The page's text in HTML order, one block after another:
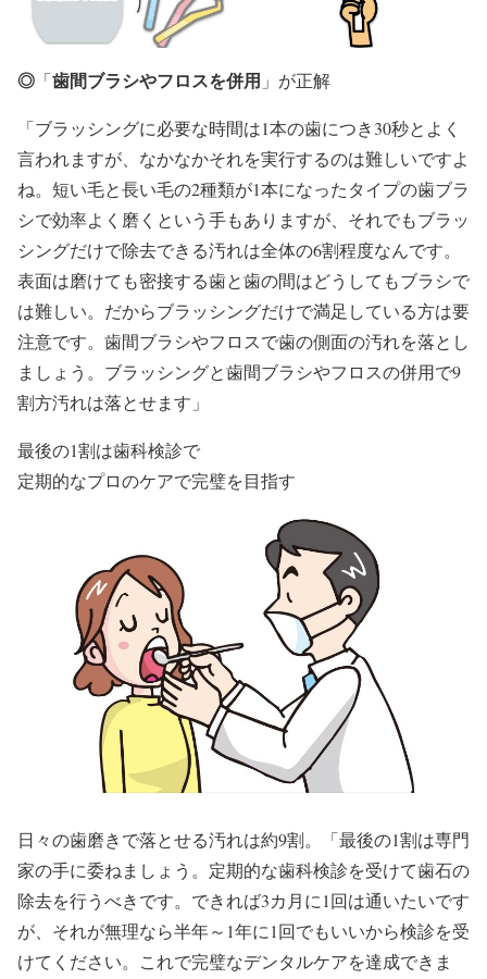
◎ 「歯間ブラシやフロスを併用 」が正解
「ブラッシングに必要な時間は1本の歯につき30秒とよく
言われますが、なかなかそれを実行するのは難しいですよ
ね。短い毛と長い毛の2種類が1本になったタイプの歯ブラ
シで効率よく磨くという手もありますが、それでもブラッ
シングだけで除去できる汚れは全体の6割程度なんです。
表面は磨けても密接する歯と歯の間はどうしてもブラシで
は難しい。だからブラッシングだけで満足している方は要
注意です。歯間ブラシやフロスで歯の側面の汚れを落とし
ましょう。ブラッシングと歯間ブラシやフロスの併用で9
割方汚れは落とせます」
最後の1割は歯科検診で
定期的なプロのケアで完璧を目指す
日々の歯磨きで落とせる汚れは約9割。「最後の1割は専門
家の手に委ねましょう。定期的な歯科検診を受けて歯石の
除去を行うべきです。できれば3カ月に1回は通いたいです
が、それが無理なら半年～1年に1回でもいいから検診を受
けてください。これで完璧なデンタルケアを達成できま